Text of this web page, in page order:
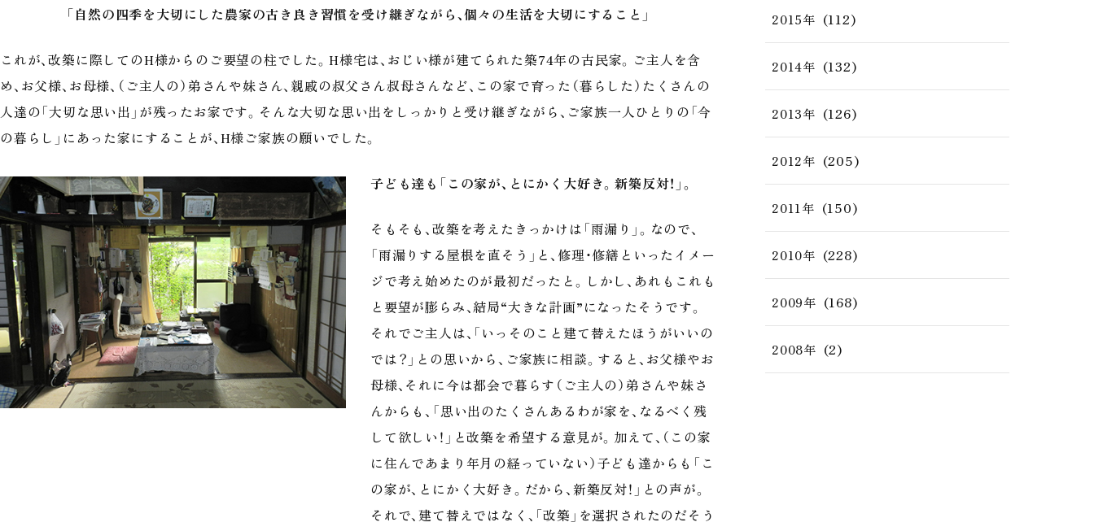
「自然の四季を大切にした農家の古き良き習慣を受け継ぎながら、個々の生活を大切にすること」
これが、改築に際してのH様からのご要望の柱でした。H様宅は、おじい様が建てられた築74年の古民家。ご主人を含
め、お父様、お母様、（ご主人の）弟さんや妹さん、親戚の叔父さん叔母さんなど、この家で育った（暮らした）たくさんの
人達の「大切な思い出」が残ったお家です。そんな大切な思い出をしっかりと受け継ぎながら、ご家族一人ひとりの「今
の暮らし」にあった家にすることが、H様ご家族の願いでした。
子ども達も「この家が、とにかく大好き。新築反対！」。
そもそも、改築を考えたきっかけは「雨漏り」。なので、
「雨漏りする屋根を直そう」と、修理・修繕といったイメー
ジで考え始めたのが最初だったと。しかし、あれもこれも
と要望が膨らみ、結局“大きな計画”になったそうです。
それでご主人は、「いっそのこと建て替えたほうがいいの
では？」との思いから、ご家族に相談。すると、お父様やお
母様、それに今は都会で暮らす（ご主人の）弟さんや妹さ
んからも、「思い出のたくさんあるわが家を、なるべく残
して欲しい！」と改築を希望する意見が。加えて、（この家
に住んであまり年月の経っていない）子ども達からも「こ
の家が、とにかく大好き。だから、新築反対！」との声が。
それで、建て替えではなく、「改築」を選択されたのだそう
2015年 (112)
2014年 (132)
2013年 (126)
2012年 (205)
2011年 (150)
2010年 (228)
2009年 (168)
2008年 (2)